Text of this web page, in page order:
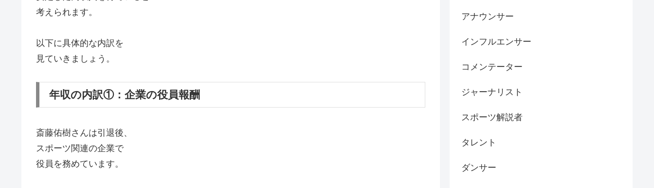
考えられます。
以下に具体的な内訳を
見ていきましょう。
年収の内訳①：企業の役員報酬
斎藤佑樹さんは引退後、
スポーツ関連の企業で
役員を務めています。
アナウンサー
インフルエンサー
コメンテーター
ジャーナリスト
スポーツ解説者
タレント
ダンサー